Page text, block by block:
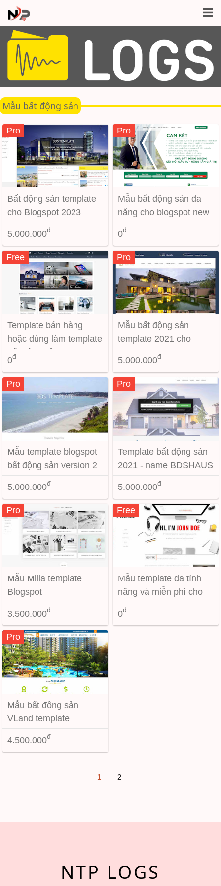
Mẫu bất động sản
Pro
Bất động sản template
cho Blogspot 2023
5.000.000đ
Pro
Mẫu bất động sản đa
năng cho blogspot new
0đ
Free
Template bán hàng
hoặc dùng làm template
bất động sản
0đ
Pro
Mẫu bất động sản
template 2021 cho
Blogspot
5.000.000đ
Pro
Mẫu template blogspot
bất động sản version 2
5.000.000đ
Pro
Template bất động sản
2021 - name BDSHAUS
5.000.000đ
Pro
Mẫu Milla template
Blogspot
3.500.000đ
Free
Mẫu template đa tính
năng và miễn phí cho
blogspot
0đ
Pro
Mẫu bất động sản
VLand template
Blogspot
4.500.000đ
1 2
NTP LOGS